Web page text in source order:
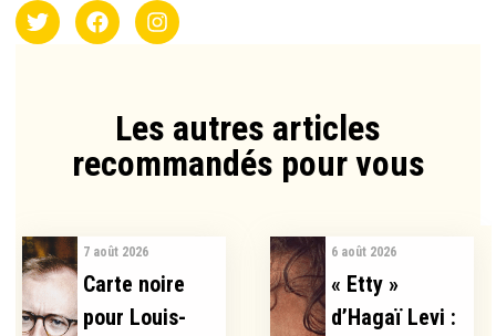
Les autres articles
recommandés pour vous​
7 août 2026
Carte noire
pour Louis-
6 août 2026
« Etty »
d’Hagaï Levi :